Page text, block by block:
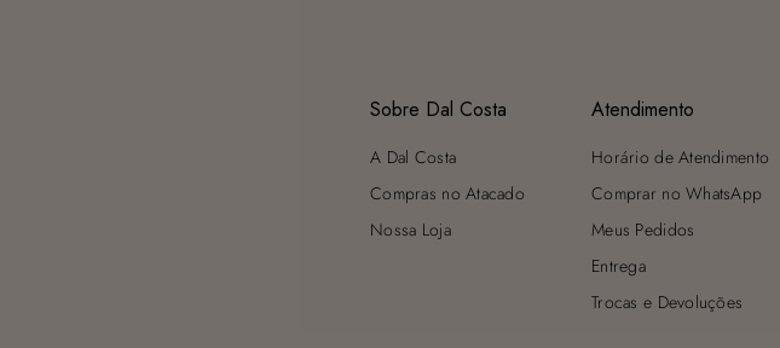
Sobre Dal Costa
A Dal Costa
Compras no Atacado
Nossa Loja
Atendimento
Horário de Atendimento
Comprar no WhatsApp
Meus Pedidos
Entrega
Trocas e Devoluções